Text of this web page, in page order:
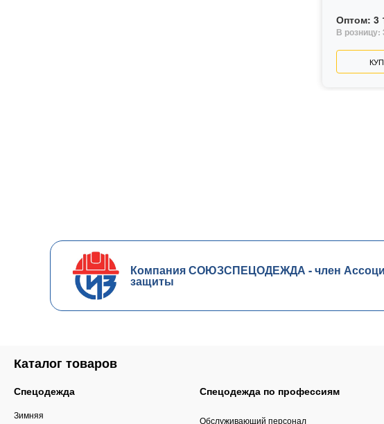
Оптом: 3
В розницу:
Компания СОЮЗСПЕЦОДЕЖДА - член
защиты
Каталог товаров
Спецодежда
Зимняя
Спецодежда по профессиям
Обслуживающий персонал